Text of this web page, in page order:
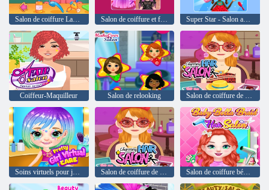
Salon de coiffure et fille habillée
Coiffeur-Maquilleur Salon de relooking Salon de coiffure de charme
Soins virtuels pour jolie fille Salon de coiffure de charme Salon de coiffure bébé Bella Braid